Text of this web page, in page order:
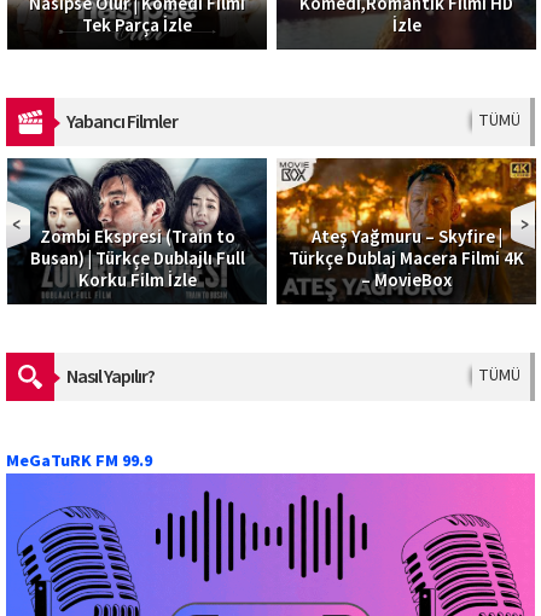
Tek Parça İzle
İzle
Yabancı Filmler TÜMÜ
Zombi Ekspresi (Train to
Busan) | Türkçe Dublajlı Full
Korku Film İzle
Ateş Yağmuru – Skyfire |
Türkçe Dublaj Macera Filmi 4K
– MovieBox
Nasıl Yapılır? TÜMÜ
MeGaTuRK FM 99.9